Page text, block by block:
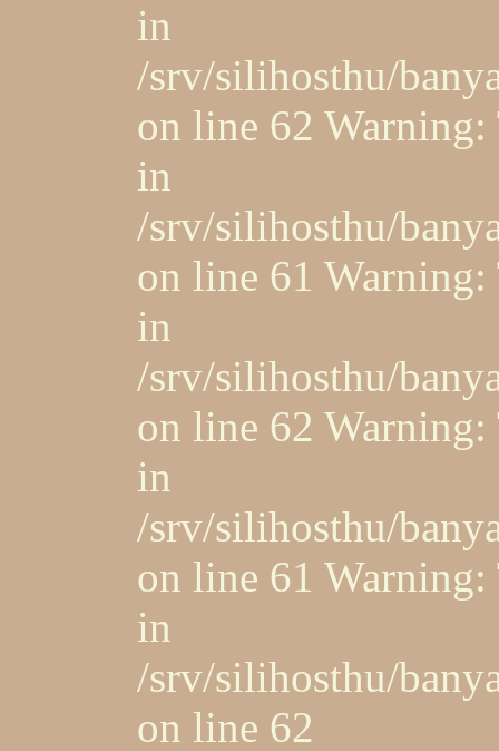
in
/srv/silihosthu/
on line 62
in
/srv/silihosthu/
on line 61
in
/srv/silihosthu/
on line 62
in
/srv/silihosthu/
on line 61
in
/srv/silihosthu/
on line 62